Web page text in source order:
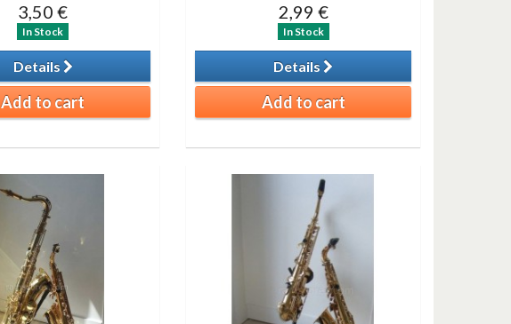
3,50 €
In Stock
Details
Add to cart
2,99 €
In Stock
Details
Add to cart